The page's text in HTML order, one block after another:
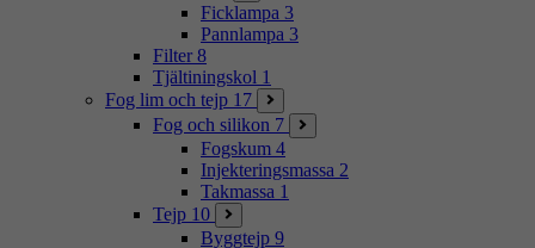
Ficklampa 3
Pannlampa 3
Filter 8
Tjältiningskol 1
Fog lim och tejp 17
Fog och silikon 7
Fogskum 4
Injekteringsmassa 2
Takmassa 1
Tejp 10
Byggtejp 9